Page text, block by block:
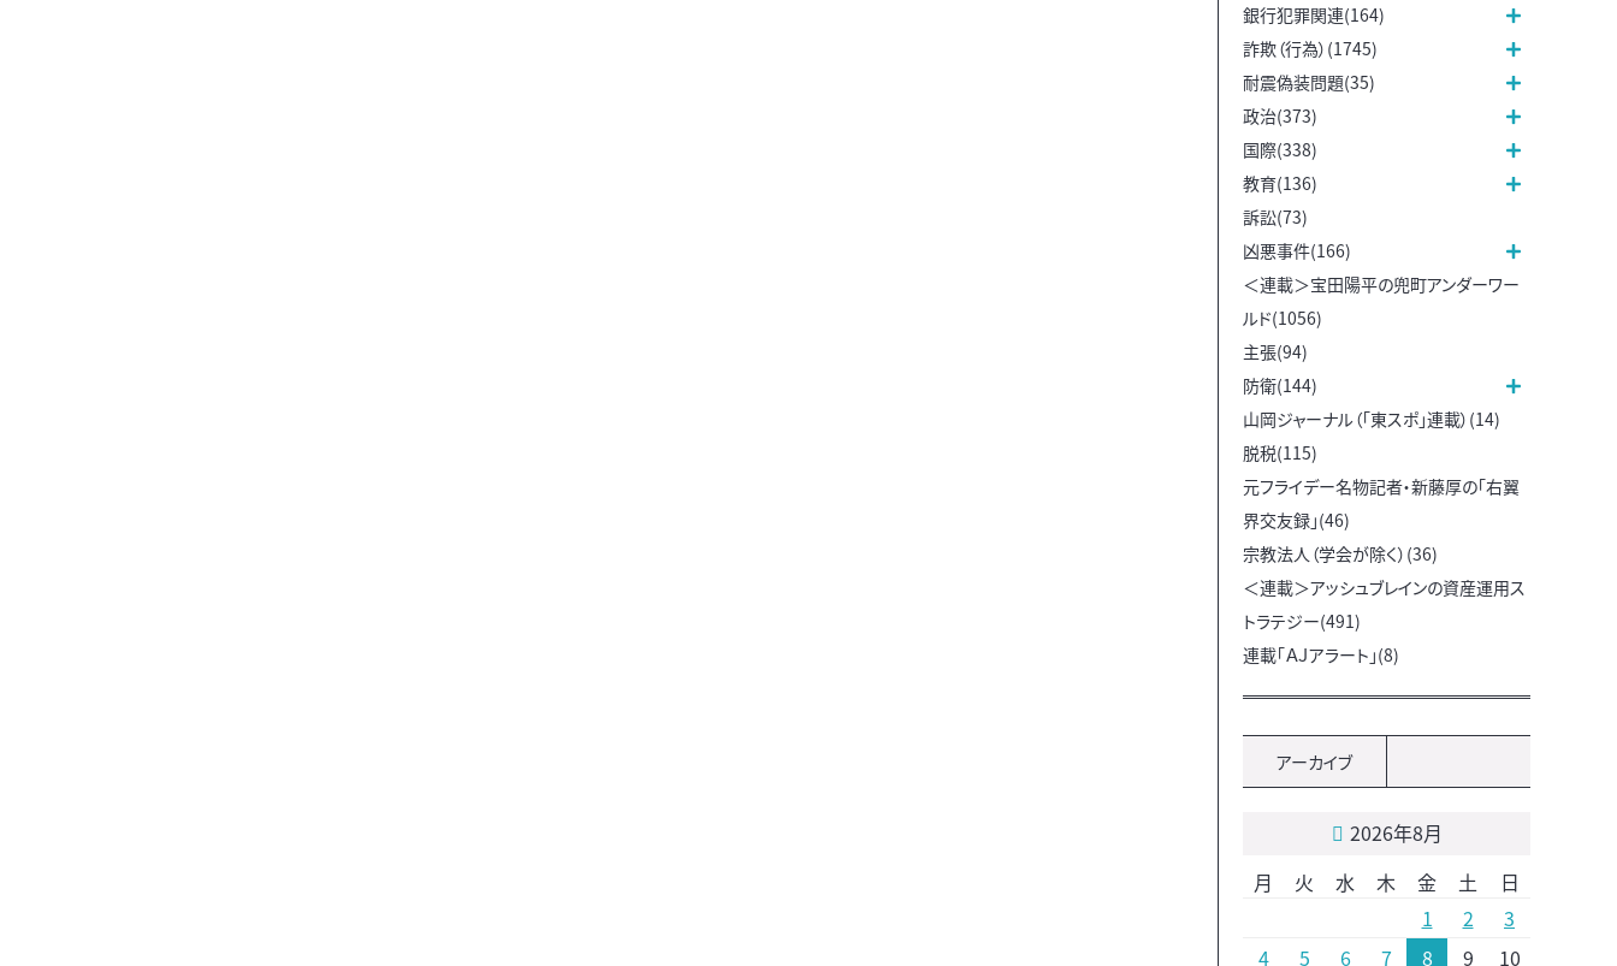
銀行犯罪関連(164)
詐欺（行為）(1745)
耐震偽装問題(35)
政治(373)
国際(338)
教育(136)
訴訟(73)
凶悪事件(166)
＜連載＞宝田陽平の兜町アンダーワー
ルド(1056)
主張(94)
防衛(144)
山岡ジャーナル（「東スポ」連載）(14)
脱税(115)
元フライデー名物記者・新藤厚の「右翼
界交友録」(46)
宗教法人（学会が除く）(36)
＜連載＞アッシュブレインの資産運用ス
トラテジー(491)
連載「ＡＪアラート」(8)
アーカイブ
2026年8月
月
火 水 木 金 土
日
1
2
3
4
5 6 7 8 9 10